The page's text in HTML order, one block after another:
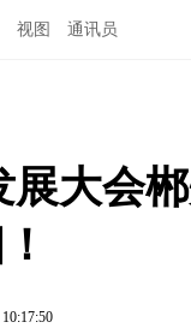
视图 通讯员
大会